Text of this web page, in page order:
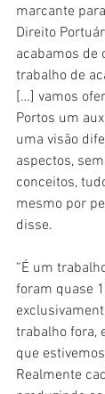
marcante
Direito
acabamos
trabalho de
[…] vamos
Portos um
uma visão
aspectos,
conceitos,
mesmo por
disse.
“É um
foram quase
trabalho fora,
que
Realmente